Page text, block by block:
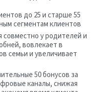
до 25 и старше 55
сегментам клиентов
у родителей и
вовлекает в
семьи и увеличивает
50 бонусов за
каналы, снижая